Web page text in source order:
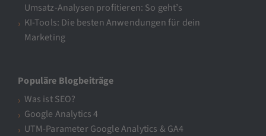
Umsatz-Analysen profitieren: So geht’s
KI-Tools: Die besten Anwendungen für dein
Marketing
Populäre Blogbeiträge
Was ist SEO?
Google Analytics 4
UTM-Parameter Google Analytics & GA4